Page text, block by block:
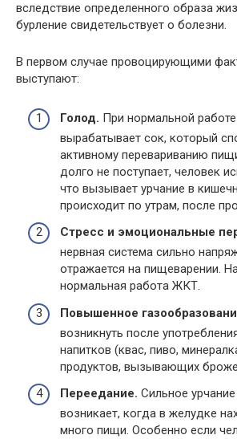
вследствие определенного образа
бурление свидетельствует о болезни.
В первом случае провоцирующими
выступают:
Голод. При нормальной
вырабатывает сок, который
активному перевариванию
долго не поступает, человек
что вызывает урчание в
происходит по утрам, после
Стресс и эмоциональные
нервная система сильно
отражается на пищеварении.
нормальная работа ЖКТ.
Повышенное
возникнуть после
напитков (квас, пиво,
продуктов, вызывающих
Переедание. Сильное
возникает, когда в желудке
много пищи. Особенно если